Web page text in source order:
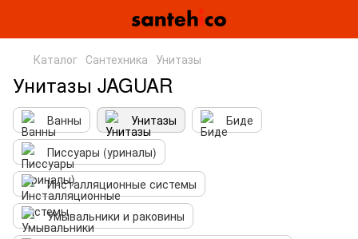
Каталог Сантехника Унитазы
Унитазы JAGUAR
Ванны Унитазы
Биде
Писсуары (уриналы)
Инсталляционные системы
Умывальники и раковины